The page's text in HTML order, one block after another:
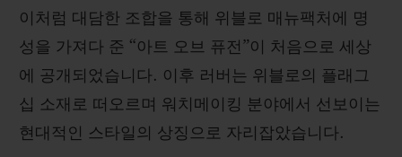
이처럼 대담한 조합을 통해 위블로 매뉴팩처에 명
성을 가져다 준 “아트 오브 퓨전”이 처음으로 세상
에 공개되었습니다. 이후 러버는 위블로의 플래그
십 소재로 떠오르며 워치메이킹 분야에서 선보이는
현대적인 스타일의 상징으로 자리잡았습니다.